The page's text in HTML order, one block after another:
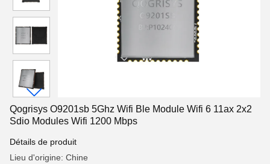
Qogrisys O9201sb 5Ghz Wifi Ble Module Wifi 6 11ax 2x2
Sdio Modules Wifi 1200 Mbps
Détails de produit
Lieu d'origine: Chine